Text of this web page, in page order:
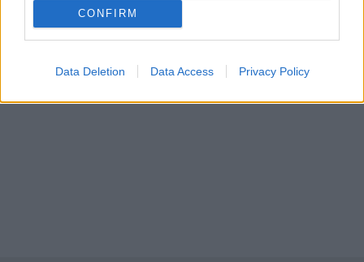
CONFIRM
Data Deletion Data Access Privacy Policy